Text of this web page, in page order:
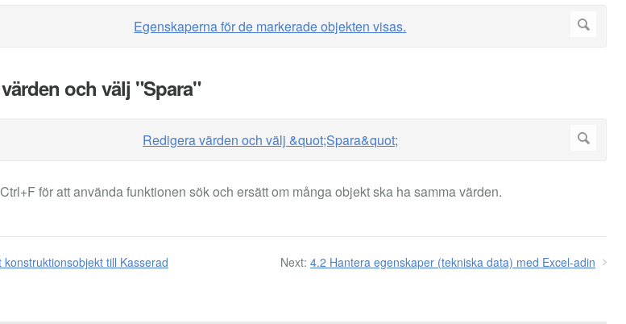
och välj "Spara"
för att använda funktionen sök och ersätt om många objekt ska ha samma värden.
konstruktionsobjekt till Kasserad Next: 4.2 Hantera egenskaper (tekniska data) med Excel-adin